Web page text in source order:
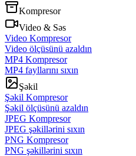
Kompresor
Video & Səs
Video Kompresor
Video ölçüsünü azaldın
MP4 Kompresor
MP4 fayllarını sıxın
Şəkil
Şəkil Kompresor
Şəkil ölçüsünü azaldın
JPEG Kompresor
JPEG şəkillərini sıxın
PNG Kompresor
PNG şəkillərini sıxın